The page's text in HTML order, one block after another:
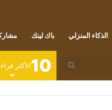
الذكاء المنزلي باك لينك
بحث
عن
10الأكثر